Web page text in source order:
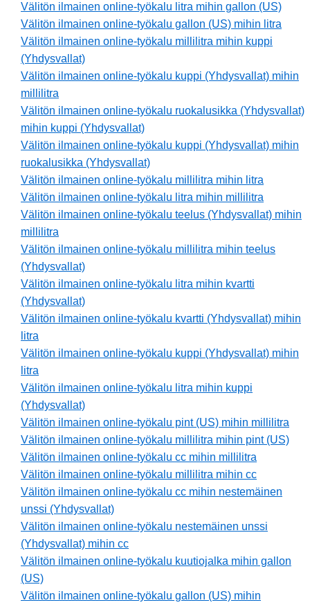
Välitön ilmainen online-työkalu litra mihin gallon (US)
Välitön ilmainen online-työkalu gallon (US) mihin litra
Välitön ilmainen online-työkalu millilitra mihin kuppi
(Yhdysvallat)
Välitön ilmainen online-työkalu kuppi (Yhdysvallat) mihin
millilitra
Välitön ilmainen online-työkalu ruokalusikka (Yhdysvallat)
mihin kuppi (Yhdysvallat)
Välitön ilmainen online-työkalu kuppi (Yhdysvallat) mihin
ruokalusikka (Yhdysvallat)
Välitön ilmainen online-työkalu millilitra mihin litra
Välitön ilmainen online-työkalu litra mihin millilitra
Välitön ilmainen online-työkalu teelus (Yhdysvallat) mihin
millilitra
Välitön ilmainen online-työkalu millilitra mihin teelus
(Yhdysvallat)
Välitön ilmainen online-työkalu litra mihin kvartti
(Yhdysvallat)
Välitön ilmainen online-työkalu kvartti (Yhdysvallat) mihin
litra
Välitön ilmainen online-työkalu kuppi (Yhdysvallat) mihin
litra
Välitön ilmainen online-työkalu litra mihin kuppi
(Yhdysvallat)
Välitön ilmainen online-työkalu pint (US) mihin millilitra
Välitön ilmainen online-työkalu millilitra mihin pint (US)
Välitön ilmainen online-työkalu cc mihin millilitra
Välitön ilmainen online-työkalu millilitra mihin cc
Välitön ilmainen online-työkalu cc mihin nestemäinen
unssi (Yhdysvallat)
Välitön ilmainen online-työkalu nestemäinen unssi
(Yhdysvallat) mihin cc
Välitön ilmainen online-työkalu kuutiojalka mihin gallon
(US)
Välitön ilmainen online-työkalu gallon (US) mihin